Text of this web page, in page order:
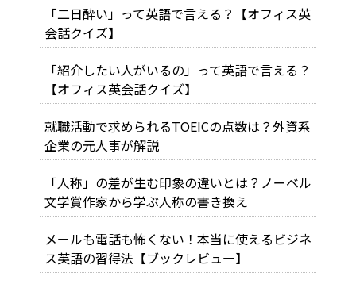
「二日酔い」って英語で言える？【オフィス英
会話クイズ】
「紹介したい人がいるの」って英語で言える？
【オフィス英会話クイズ】
就職活動で求められるTOEICの点数は？外資系
企業の元人事が解説
「人称」の差が生む印象の違いとは？ノーベル
文学賞作家から学ぶ人称の書き換え
メールも電話も怖くない！本当に使えるビジネ
ス英語の習得法【ブックレビュー】